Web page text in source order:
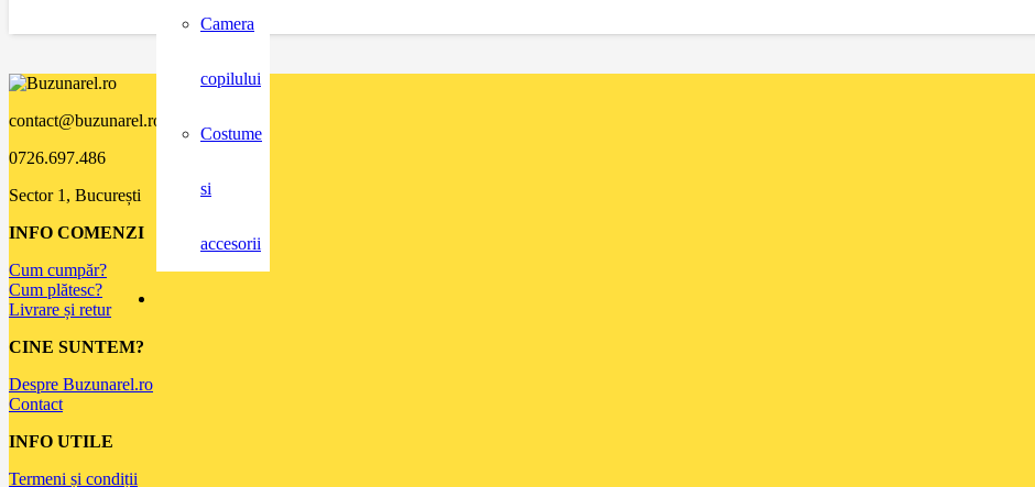
Camera
copilului
Costume
si
accesorii
contact@buzunarel.ro
0726.697.486
Sector 1, București
INFO COMENZI
Cum cumpăr?
Cum plătesc?
Livrare și retur
CINE SUNTEM?
Despre Buzunarel.ro
Contact
INFO UTILE
Termeni și condiții